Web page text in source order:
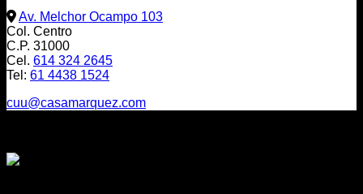
Av. Melchor Ocampo 103
Col. Centro
C.P. 31000
Cel. 614 324 2645
Tel: 61 4438 1524
cuu@casamarquez.com